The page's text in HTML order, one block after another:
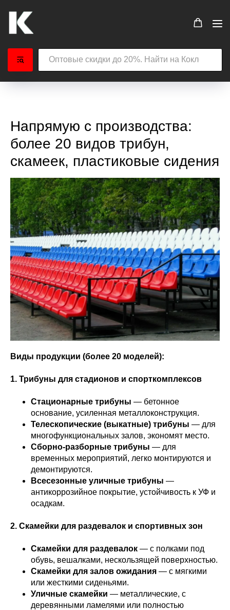
Напрямую с производства:
более 20 видов трибун,
скамеек, пластиковые сидения
Виды продукции (более 20 моделей):
1. Трибуны для стадионов и спорткомплексов
Стационарные трибуны — бетонное
основание, усиленная металлоконструкция.
Телескопические (выкатные) трибуны — для
многофункциональных залов, экономят место.
Сборно-разборные трибуны — для
временных мероприятий, легко монтируются и
демонтируются.
Всесезонные уличные трибуны —
антикоррозийное покрытие, устойчивость к УФ и
осадкам.
2. Скамейки для раздевалок и спортивных зон
Скамейки для раздевалок — с полками под
обувь, вешалками, нескользящей поверхностью.
Скамейки для залов ожидания — с мягкими
или жесткими сиденьями.
Уличные скамейки — металлические, с
деревянными ламелями или полностью